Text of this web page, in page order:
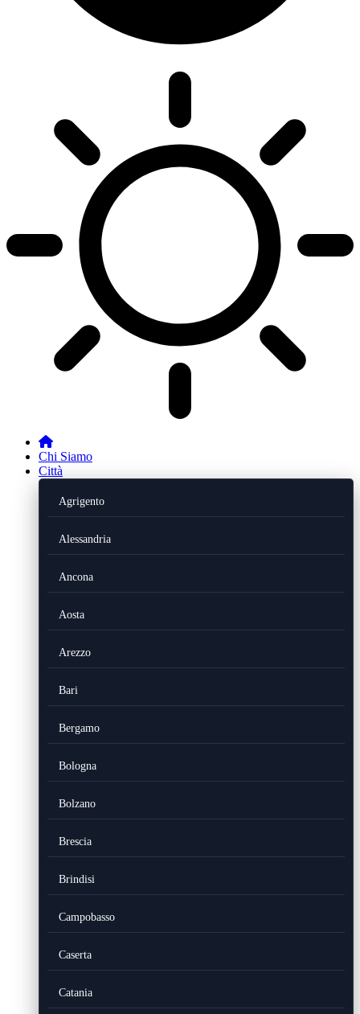
Chi Siamo
Città
Agrigento
Alessandria
Ancona
Aosta
Arezzo
Bari
Bergamo
Bologna
Bolzano
Brescia
Brindisi
Campobasso
Caserta
Catania